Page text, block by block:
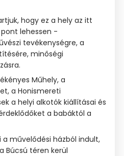
hogy ez a hely az itt
lehessen -
tevékenységre, a
minőségi
Műhely, a
a Honismereti
a helyi alkotók kiállításai és
a babáktól a
művelődési házból indult,
Búcsú téren kerül